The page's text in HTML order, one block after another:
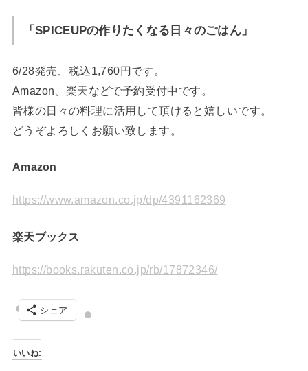
「SPICEUPの作りたくなる日々のごはん」
6/28発売、税込1,760円です。
Amazon、楽天などで予約受付中です。
皆様の日々の料理に活用して頂けると嬉しいです。
どうぞよろしくお願い致します。
Amazon
https://www.amazon.co.jp/dp/4391162369
楽天ブックス
https://books.rakuten.co.jp/rb/17872346/
シェア
いいね: